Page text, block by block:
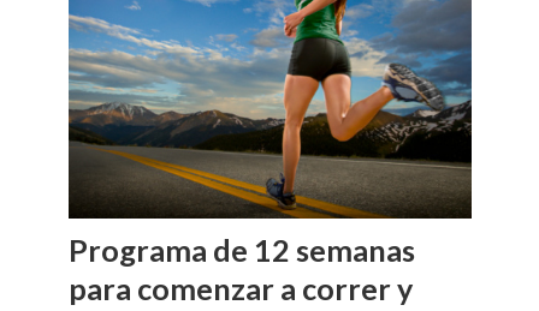
Programa de 12 semanas
para comenzar a correr y